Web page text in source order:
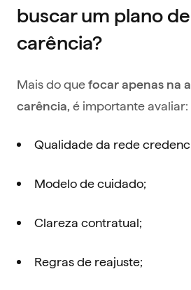
buscar um plano
carência?
Mais do que focar apenas na
carência, é importante avaliar:
Qualidade da rede
Modelo de cuidado;
Clareza contratual;
Regras de reajuste;